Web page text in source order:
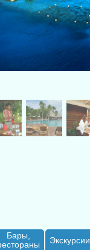
Бары,
Экскурсии